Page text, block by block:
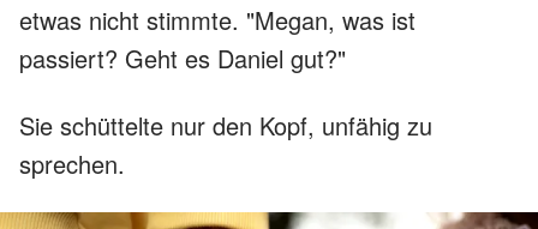
etwas nicht stimmte. "Megan, was ist
passiert? Geht es Daniel gut?"
Sie schüttelte nur den Kopf, unfähig zu
sprechen.